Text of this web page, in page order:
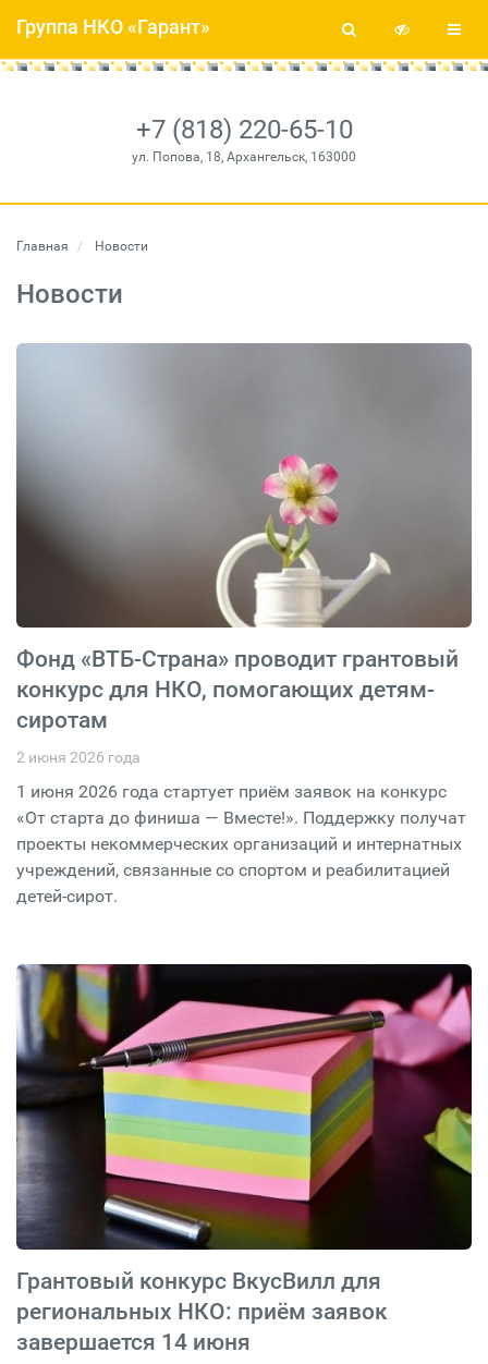
+7 (818) 220-65-10
ул. Попова, 18, Архангельск, 163000
Группа НКО «Гарант»
Главная Новости
Новости
Фонд «ВТБ-Страна» проводит грантовый
конкурс для НКО, помогающих детям-
сиротам
2 июня 2026 года
1 июня 2026 года стартует приём заявок на конкурс
«От старта до финиша — Вместе!». Поддержку получат
проекты некоммерческих организаций и интернатных
учреждений, связанные со спортом и реабилитацией
детей-сирот.
Грантовый конкурс ВкусВилл для
региональных НКО: приём заявок
завершается 14 июня